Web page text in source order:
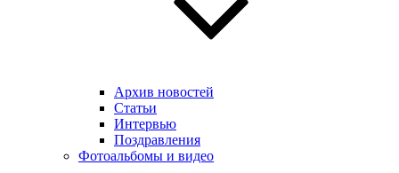
Архив новостей
Статьи
Интервью
Поздравления
Фотоальбомы и видео